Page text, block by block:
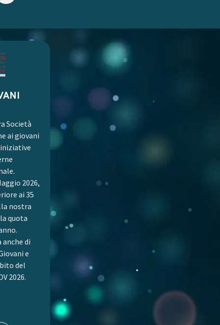
Società
ai giovani
2026,
ai 35
nostra
quota
di
e
del
2026.